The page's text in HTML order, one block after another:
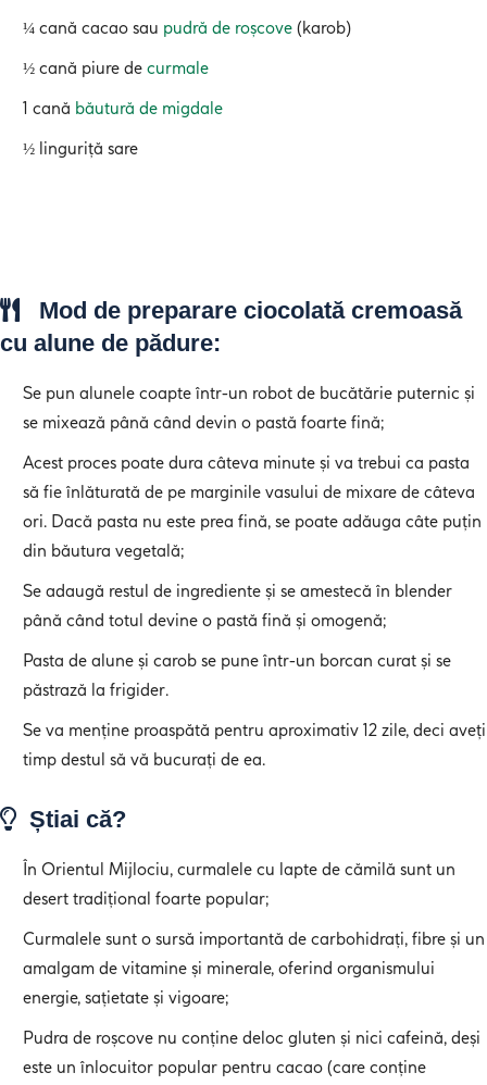
¼ cană cacao sau pudră de roșcove (karob)
½ cană piure de curmale
1 cană băutură de migdale
½ linguriță sare
Mod de preparare ciocolată cremoasă
cu alune de pădure:
Se pun alunele coapte într-un robot de bucătărie puternic și
se mixează până când devin o pastă foarte fină;
Acest proces poate dura câteva minute și va trebui ca pasta
să fie înlăturată de pe marginile vasului de mixare de câteva
ori. Dacă pasta nu este prea fină, se poate adăuga câte puțin
din băutura vegetală;
Se adaugă restul de ingrediente și se amestecă în blender
până când totul devine o pastă fină și omogenă;
Pasta de alune și carob se pune într-un borcan curat și se
păstrază la frigider.
Se va menține proaspătă pentru aproximativ 12 zile, deci aveți
timp destul să vă bucurați de ea.
Știai că?
În Orientul Mijlociu, curmalele cu lapte de cămilă sunt un
desert tradițional foarte popular;
Curmalele sunt o sursă importantă de carbohidrați, fibre și un
amalgam de vitamine și minerale, oferind organismului
energie, sațietate și vigoare;
Pudra de roșcove nu conține deloc gluten și nici cafeină, deși
este un înlocuitor popular pentru cacao (care conține